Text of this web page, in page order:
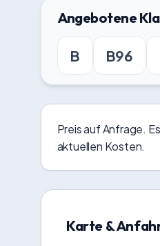
Angebotene
B B96
Preis auf Anfrage.
aktuellen Kosten.
Karte &